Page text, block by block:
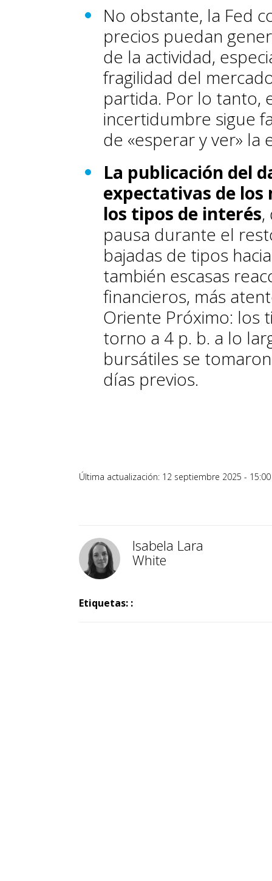
No obstante, la Fed
precios puedan
de la actividad,
fragilidad del
partida. Por lo tanto,
incertidumbre sigue
de «esperar y ver» la
La publicación del
expectativas de
los tipos de interés,
pausa durante el
bajadas de tipos
también escasas
financieros, más
Oriente Próximo: los
torno a 4 p. b. a lo
bursátiles se
días previos.
Última actualización: 12 septiembre 2025 - 15:00
Isabela Lara
White
Etiquetas: